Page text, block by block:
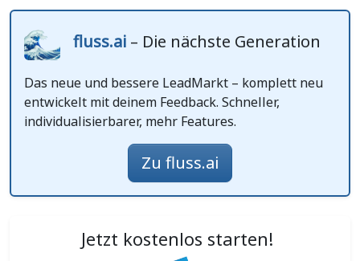
fluss.ai – Die nächste Generation
Das neue und bessere LeadMarkt – komplett neu
entwickelt mit deinem Feedback. Schneller,
individualisierbarer, mehr Features.
Zu fluss.ai
Jetzt kostenlos starten!